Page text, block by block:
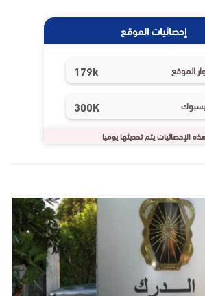
إحصائيات الموقع
الموقع 179k
300K
هذه الإحصائيات يتم تحديثها يوميا